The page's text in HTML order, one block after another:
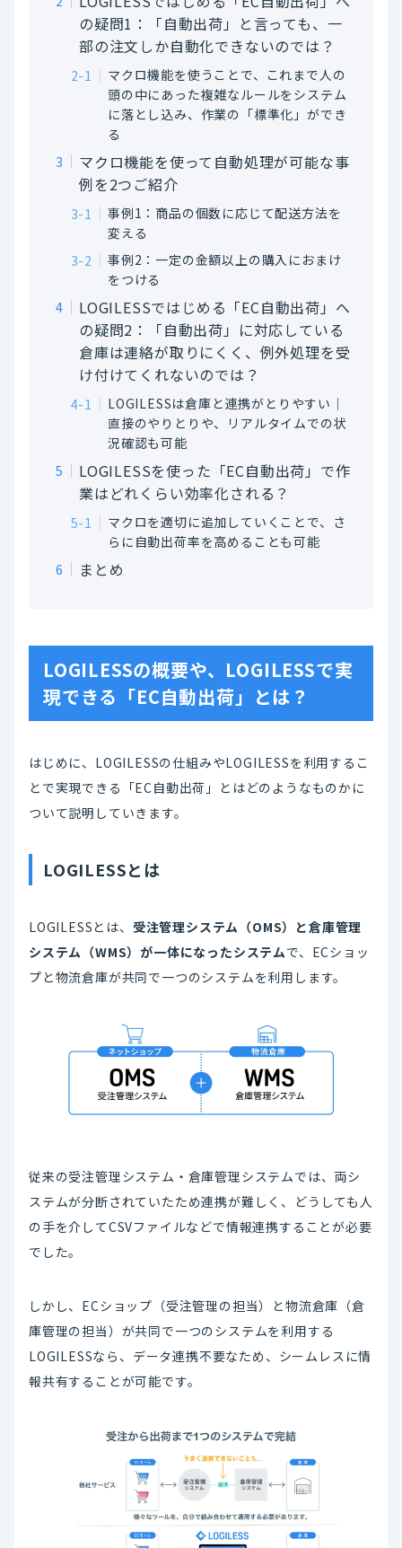
の疑問1：「自動出荷」と言っても、一
部の注文しか自動化できないのでは？
マクロ機能を使うことで、これまで人の
頭の中にあった複雑なルールをシステム
に落とし込み、作業の「標準化」ができ
る
マクロ機能を使って自動処理が可能な事
例を2つご紹介
事例1：商品の個数に応じて配送方法を
変える
事例2：一定の金額以上の購入におまけ
をつける
LOGILESSではじめる「EC自動出荷」へ
の疑問2：「自動出荷」に対応している
倉庫は連絡が取りにくく、例外処理を受
け付けてくれないのでは？
LOGILESSは倉庫と連携がとりやすい│
直接のやりとりや、リアルタイムでの状
況確認も可能
LOGILESSを使った「EC自動出荷」で作
業はどれくらい効率化される？
マクロを適切に追加していくことで、さ
らに自動出荷率を高めることも可能
まとめ
LOGILESSの概要や、LOGILESSで実
現できる「EC自動出荷」とは？
はじめに、LOGILESSの仕組みやLOGILESSを利用するこ
とで実現できる「EC自動出荷」とはどのようなものかに
ついて説明していきます。
LOGILESSとは
LOGILESSとは、 受注管理システム（OMS）と倉庫管理
システム（WMS）が一体になったシステムで、ECショッ
プと物流倉庫が共同で一つのシステムを利用します。
従来の受注管理システム・倉庫管理システムでは、両シ
ステムが分断されていたため連携が難しく、どうしても人
の手を介してCSVファイルなどで情報連携することが必要
でした。
しかし、ECショップ（受注管理の担当）と物流倉庫（倉
庫管理の担当）が共同で一つのシステムを利用する
LOGILESSなら、データ連携不要なため、シームレスに情
報共有することが可能です。